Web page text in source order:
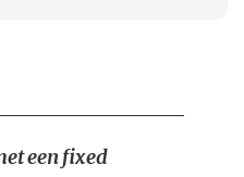
een fixed